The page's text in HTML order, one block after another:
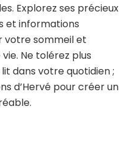
Explorez ses précieux
et informations
votre sommeil et
Ne tolérez plus
dans votre quotidien ;
d’Hervé pour créer un